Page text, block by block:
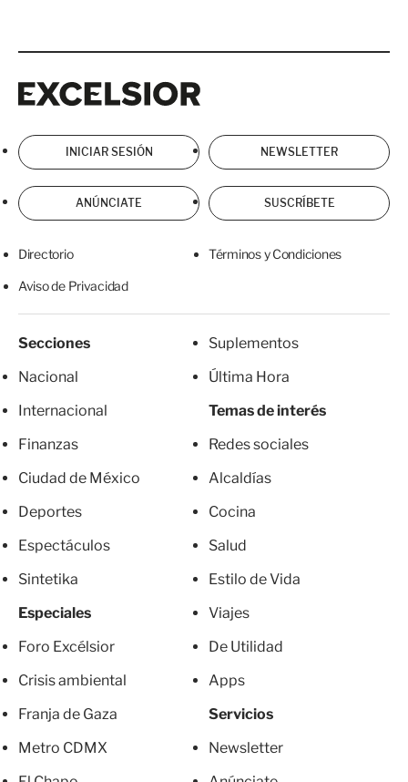
INICIAR SESIÓN NEWSLETTER
ANÚNCIATE SUSCRÍBETE
Directorio Términos y Condiciones
Aviso de Privacidad
Secciones
Nacional
Internacional
Finanzas
Ciudad de México
Deportes
Espectáculos
Sintetika
Especiales
Foro Excélsior
Crisis ambiental
Franja de Gaza
Metro CDMX
Suplementos
Última Hora
Temas de interés
Redes sociales
Alcaldías
Cocina
Salud
Estilo de Vida
Viajes
De Utilidad
Apps
Servicios
Newsletter